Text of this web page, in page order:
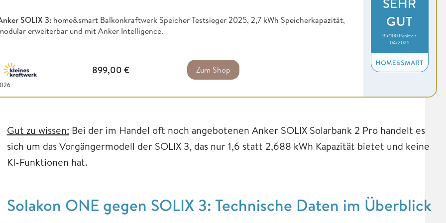
SOLIX 3: home&smart Balkonkraftwerk Speicher Testsieger 2025, 2,7 kWh Speicherkapazität,
erweiterbar und mit Anker Intelligence.
899,00€ Zum Shop
GUT
95/100 Punkte •
04/2025
Gut zu wissen: Bei der im Handel oft noch angebotenen Anker SOLIX Solarbank 2 Pro handelt es
sich um das Vorgängermodell der SOLIX 3, das nur 1,6 statt 2,688 kWh Kapazität bietet und keine
KI-Funktionen hat.
Solakon ONE gegen SOLIX 3: Technische Daten im Überblick